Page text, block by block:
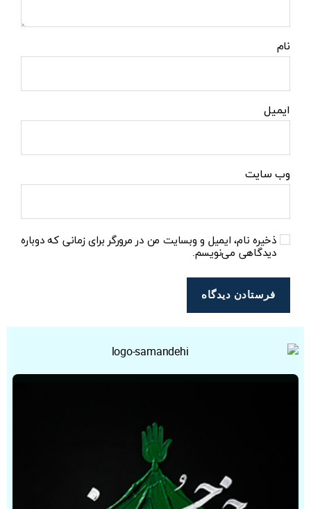
نام
ایمیل
وب‌ سایت
ذخیره نام، ایمیل و وبسایت من در مرورگر برای زمانی که دوباره
دیدگاهی می‌نویسم.